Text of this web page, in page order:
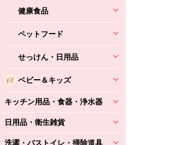
健康食品
ペットフード
せっけん・日用品
ベビー＆キッズ
キッチン用品・食器・浄水器
日用品・衛生雑貨
洗濯・バストイレ・掃除道具